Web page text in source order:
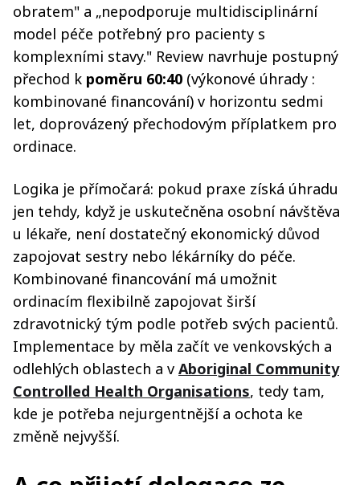
obratem" a „nepodporuje multidisciplinární
model péče potřebný pro pacienty s
komplexními stavy." Review navrhuje postupný
přechod k poměru 60:40 (výkonové úhrady :
kombinované financování) v horizontu sedmi
let, doprovázený přechodovým příplatkem pro
ordinace.
Logika je přímočará: pokud praxe získá úhradu
jen tehdy, když je uskutečněna osobní návštěva
u lékaře, není dostatečný ekonomický důvod
zapojovat sestry nebo lékárníky do péče.
Kombinované financování má umožnit
ordinacím flexibilně zapojovat širší
zdravotnický tým podle potřeb svých pacientů.
Implementace by měla začít ve venkovských a
odlehlých oblastech a v Aboriginal Community
Controlled Health Organisations, tedy tam,
kde je potřeba nejurgentnější a ochota ke
změně nejvyšší.